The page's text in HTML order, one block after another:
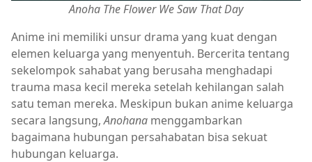
Anoha The Flower We Saw That Day
Anime ini memiliki unsur drama yang kuat dengan
elemen keluarga yang menyentuh. Bercerita tentang
sekelompok sahabat yang berusaha menghadapi
trauma masa kecil mereka setelah kehilangan salah
satu teman mereka. Meskipun bukan anime keluarga
secara langsung,Anohana menggambarkan
bagaimana hubungan persahabatan bisa sekuat
hubungan keluarga.